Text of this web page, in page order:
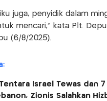
juga, penyidik dalam
mencari," kata Plt.
(6/8/2025).
Israel Tewas dan
Zionis Salahkan